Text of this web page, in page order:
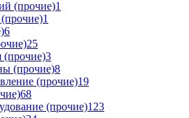
(прочие)1
1
6
25
(прочие)3
(прочие)8
(прочие)19
68
(прочие)123